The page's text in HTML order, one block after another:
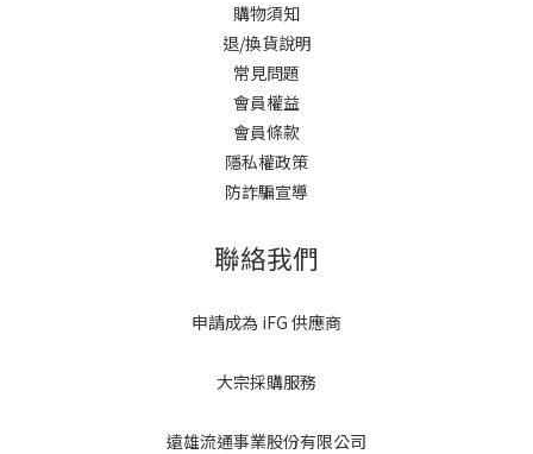
購物須知
退/換貨說明
常見問題
會員權益
會員條款
隱私權政策
防詐騙宣導
聯絡我們
申請成為 iFG 供應商
大宗採購服務
遠雄流通事業股份有限公司